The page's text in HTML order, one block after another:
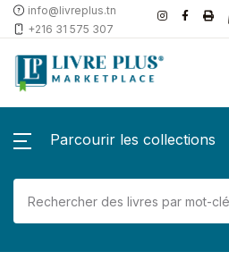
info@livreplus.tn
+216 31 575 307
Parcourir les collections